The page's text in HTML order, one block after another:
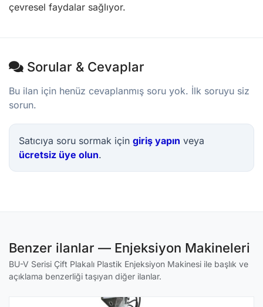
çevresel faydalar sağlıyor.
Sorular & Cevaplar
Bu ilan için henüz cevaplanmış soru yok. İlk soruyu siz
sorun.
Satıcıya soru sormak için giriş yapın veya
ücretsiz üye olun.
Benzer ilanlar — Enjeksiyon Makineleri
BU-V Serisi Çift Plakalı Plastik Enjeksiyon Makinesi ile başlık ve
açıklama benzerliği taşıyan diğer ilanlar.